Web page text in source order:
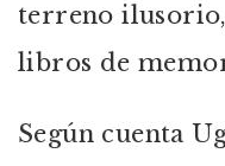
terreno
libros de
Según cuenta